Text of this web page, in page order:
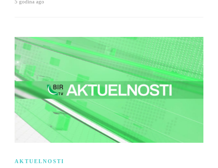
5 godina ago
AKTUELNOSTI